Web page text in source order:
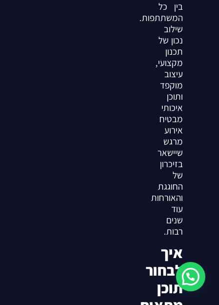
בין כל
המשתתפות.
שילוב
נכון של
תכנון
מקצועי,
עיצוב
מוקפד
ותוכן
איכותי
מבטיח
אירוע
מרגש
שיישאר
בזיכרון
של
החוגגת
והאורחות
עוד
שנים
רבות.
איך
לבחור
תוכן